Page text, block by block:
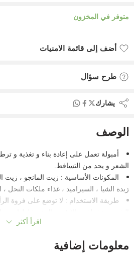
متوفر في المخزون
أضف إلى قائمة الامنيات
طرح سؤال
يشارك
الوصف
أمبولة تعمل على إعادة بناء و تغذية و
الشعر و يحد من التساقط.
المكونات الأساسية : زيت المانجو ، زيت
زبدة الشيا ، السيراميد ، غذاء ملكات النحل ،
طريقة الاستخدام : لا توضع على فروة
القوام : مائي.
اقرأ أكثر
معلومات إضافية